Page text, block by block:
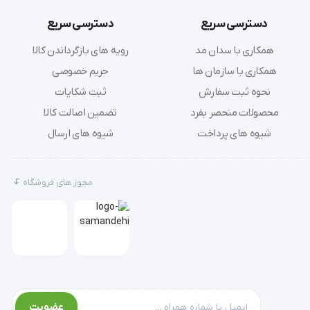
دسترسی سریع
همکاری با سدان مد
همکاری با سازمان ها
نحوه ثبت سفارش
محصولات منحصر بفرد
شیوه های پرداخت
دسترسی سریع
رویه های بازگرداندن کالا
حریم خصوصی
ثبت شکایات
تضمین اصالت کالا
شیوه های ارسال
مجوز های فروشگاه
عضویت